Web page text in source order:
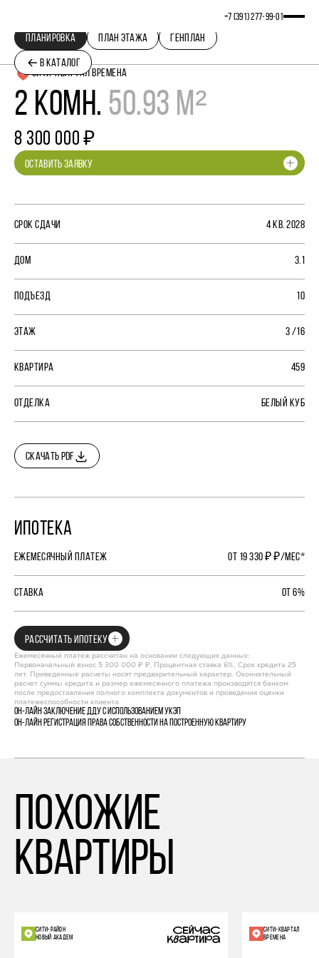
+7 (391) 277‒99‒01
В КАТАЛОГ
ПЛАНИРОВКА ПЛАН ЭТАЖА ГЕНПЛАН
СИТИ-КВАРТАЛ ВРЕМЕНА
2 КОМН. 50.93 М²
8 300 000 ₽
ОСТАВИТЬ ЗАЯВКУ
СРОК СДАЧИ 4 КВ. 2028
ДОМ 3.1
ПОДЪЕЗД 10
ЭТАЖ 3 /16
КВАРТИРА 459
ОТДЕЛКА БЕЛЫЙ КУБ
СКАЧАТЬ PDF
ИПОТЕКА
ЕЖЕМЕСЯЧНЫЙ ПЛАТЕЖ ОТ 19 330 ₽ ₽/МЕС*
СТАВКА ОТ 6%
РАССЧИТАТЬ ИПОТЕКУ
Ежемесячный платеж рассчитан на основании следующих данных:
Первоначальный взнос 5 300 000 ₽ ₽, Процентная ставка 6%, Срок кредита 25
лет. Приведенные расчеты носят предварительный характер. Окончательный
расчет суммы кредита и размер ежемесячного платежа производятся банком
после предоставления полного комплекта документов и проведения оценки
платежеспособности клиента.
Он-лайн заключение ДДУ с использованием УКЭП
Он-лайн регистрация права собственности на построенную квартиру
похожие
квартиры
СИТИ-РАЙОН
НОВЫЙ АКАДЕМ
СИТИ-КВАРТАЛ
ВРЕМЕНА